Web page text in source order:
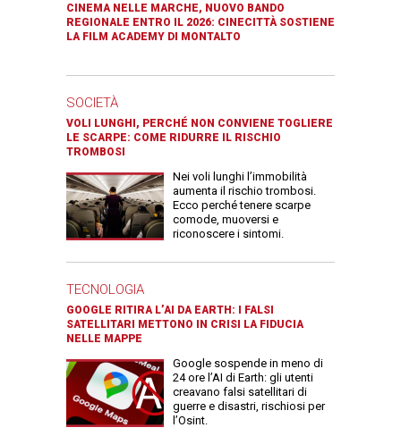
CINEMA NELLE MARCHE, NUOVO BANDO
REGIONALE ENTRO IL 2026: CINECITTÀ SOSTIENE
LA FILM ACADEMY DI MONTALTO
SOCIETÀ
VOLI LUNGHI, PERCHÉ NON CONVIENE TOGLIERE
LE SCARPE: COME RIDURRE IL RISCHIO
TROMBOSI
Nei voli lunghi l’immobilità
aumenta il rischio trombosi.
Ecco perché tenere scarpe
comode, muoversi e
riconoscere i sintomi.
TECNOLOGIA
GOOGLE RITIRA L’AI DA EARTH: I FALSI
SATELLITARI METTONO IN CRISI LA FIDUCIA
NELLE MAPPE
Google sospende in meno di
24 ore l’AI di Earth: gli utenti
creavano falsi satellitari di
guerre e disastri, rischiosi per
l’Osint.